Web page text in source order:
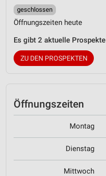
geschlossen
Öffnungszeiten heute
Es gibt 2 aktuelle Prospekte
ZU DEN PROSPEKTEN
Öffnungszeiten
Montag
Dienstag
Mittwoch